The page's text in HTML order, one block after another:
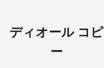
ディオール コピ
ー